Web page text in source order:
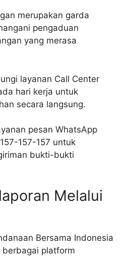
merupakan garda
pengaduan
yang merasa
layanan Call Center
hari kerja untuk
secara langsung.
pesan WhatsApp
157-157 untuk
bukti-bukti
Melalui
Bersama Indonesia
berbagai platform